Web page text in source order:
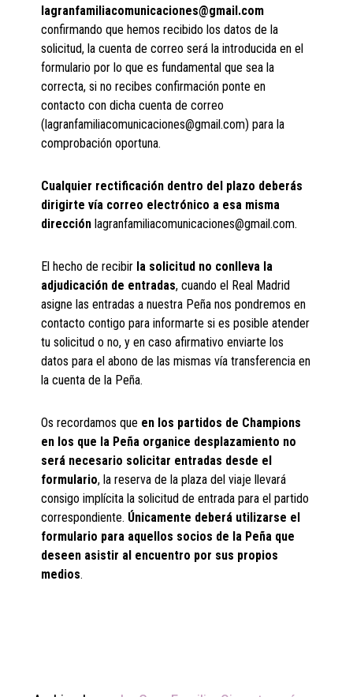
lagranfamiliacomunicaciones@gmail.com
confirmando que hemos recibido los datos de la
solicitud, la cuenta de correo será la introducida en el
formulario por lo que es fundamental que sea la
correcta, si no recibes confirmación ponte en
contacto con dicha cuenta de correo
(lagranfamiliacomunicaciones@gmail.com) para la
comprobación oportuna.
Cualquier rectificación dentro del plazo deberás
dirigirte vía correo electrónico a esa misma
dirección lagranfamiliacomunicaciones@gmail.com.
El hecho de recibir la solicitud no conlleva la
adjudicación de entradas, cuando el Real Madrid
asigne las entradas a nuestra Peña nos pondremos en
contacto contigo para informarte si es posible atender
tu solicitud o no, y en caso afirmativo enviarte los
datos para el abono de las mismas vía transferencia en
la cuenta de la Peña.
Os recordamos que en los partidos de Champions
en los que la Peña organice desplazamiento no
será necesario solicitar entradas desde el
formulario, la reserva de la plaza del viaje llevará
consigo implícita la solicitud de entrada para el partido
correspondiente. Únicamente deberá utilizarse el
formulario para aquellos socios de la Peña que
deseen asistir al encuentro por sus propios
medios.